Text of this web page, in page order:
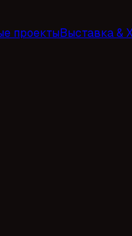
проектыВыставка &